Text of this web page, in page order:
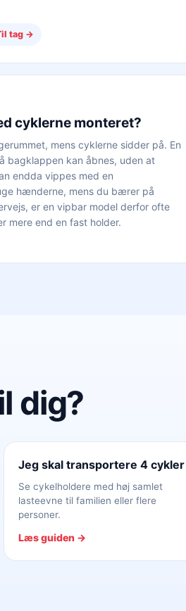
tag →
cyklerne monteret?
mens cyklerne sidder på. En
bagklappen kan åbnes, uden at
endda vippes med en
hænderne, mens du bærer på
er en vipbar model derfor ofte
mere end en fast holder.
dig?
Jeg skal transportere 4 cykler
Se cykelholdere med høj samlet
lasteevne til familien eller flere
personer.
Læs guiden →